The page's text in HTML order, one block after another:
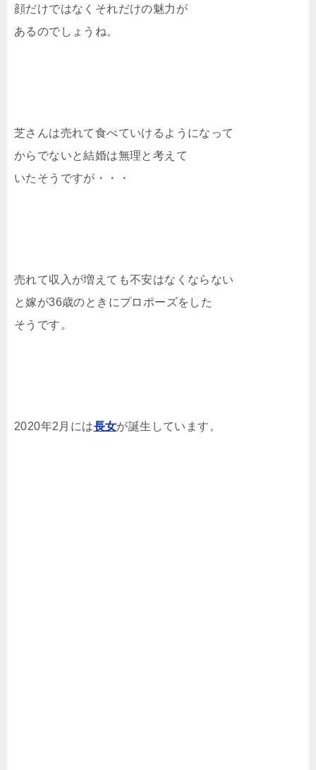
顔だけではなくそれだけの魅力が
あるのでしょうね。
芝さんは売れて食べていけるようになって
からでないと結婚は無理と考えて
いたそうですが・・・
売れて収入が増えても不安はなくならない
と嫁が36歳のときにプロポーズをした
そうです。
2020年2月には長女が誕生しています。